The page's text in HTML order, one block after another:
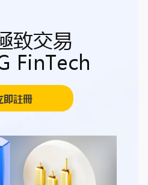
致交易
FinTech
即註冊